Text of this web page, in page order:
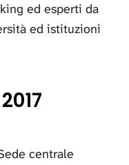
ed esperti da
ed istituzioni
centrale